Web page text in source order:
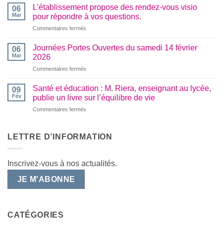
de
rencontres
professionnelles
École-
Entreprise
:
Travaux
COLAS
06
Mar
L’établissement propose des rendez-vous visio
pour répondre à vos questions.
Commentaires fermés
propose
pour
répondre
06
Mar
Journées Portes Ouvertes du samedi 14 février
2026
Commentaires fermés
Portes
Ouvertes
du
2026
09
Fév
Santé et éducation : M. Riera, enseignant au lycée,
publie un livre sur l’équilibre de vie
Commentaires fermés
éducation
enseignant
LETTRE D’INFORMATION
Inscrivez-vous à nos actualités.
JE M'ABONNE
CATÉGORIES